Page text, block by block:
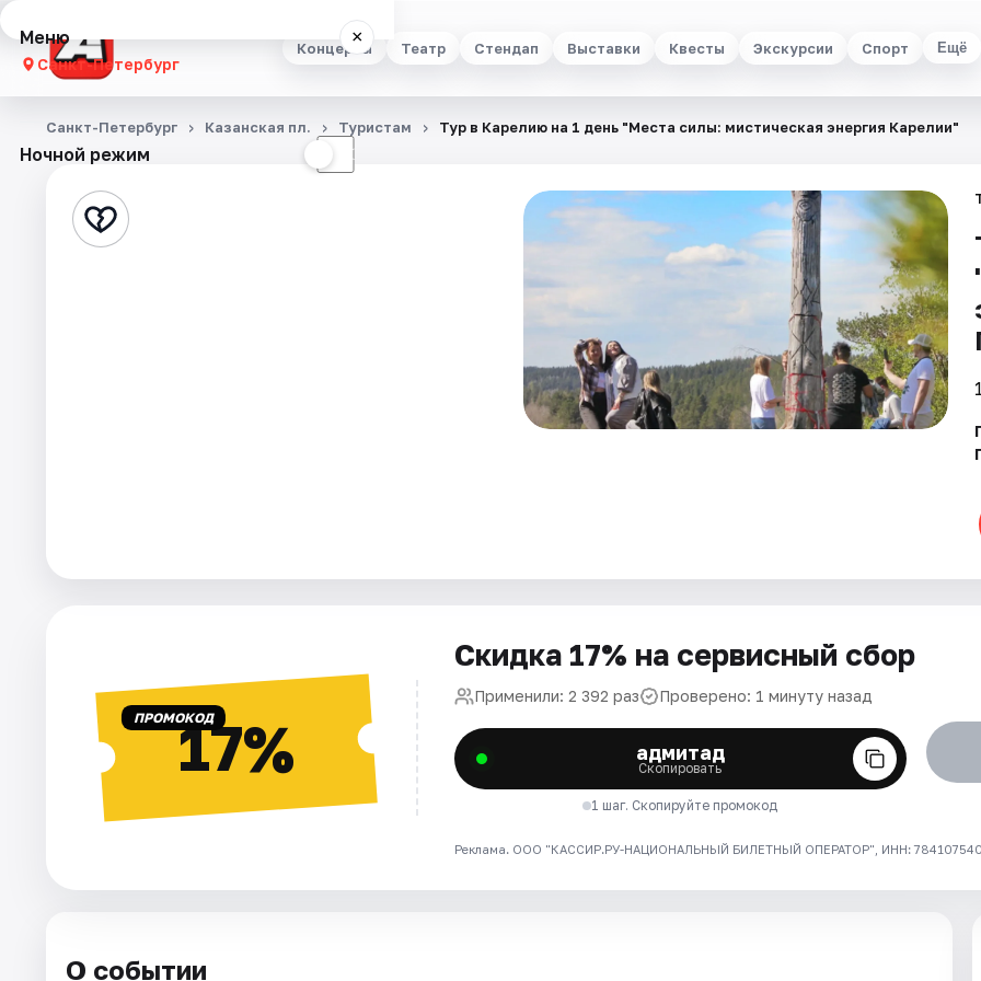
Концерты Театр Стендап Выставки Квесты Экскурсии Спорт Ещё
Меню ×
Санкт-Петербург
Концерты
Стендап
Рейтинги
Ночной режим ☾
Санкт-Петербург Казанская пл. Туристам Тур в Карелию на 1 день "Места силы: мистическая энергия Карелии"
ПРОМОКОД17%
Скидка 17% на сервисный сбор
Применили: 2 392 раз Проверено: 1 минуту назад
адмитад
Скопировать
1 шаг. Скопируйте промокод
Реклама. ООО "КАССИР.РУ-НАЦИОНАЛЬНЫЙ БИЛЕТНЫЙ ОПЕРАТОР", ИНН: 7841075409
О событии